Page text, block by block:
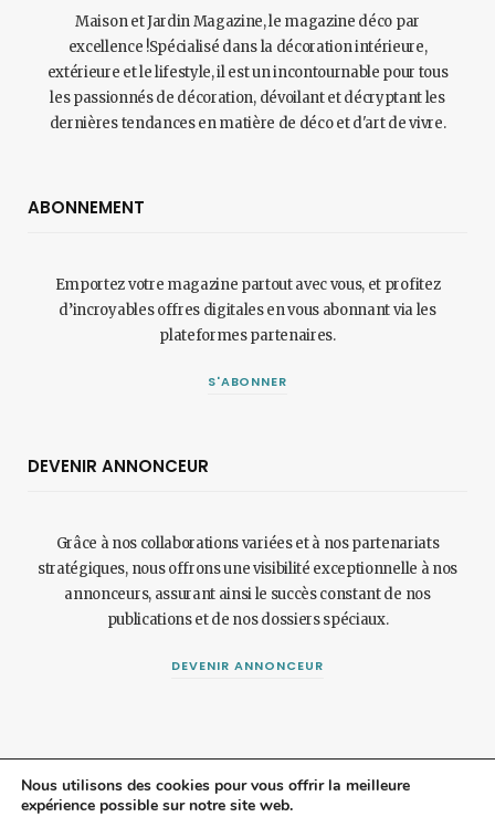
Maison et Jardin Magazine, le magazine déco par
excellence !Spécialisé dans la décoration intérieure,
extérieure et le lifestyle, il est un incontournable pour tous
les passionnés de décoration, dévoilant et décryptant les
dernières tendances en matière de déco et d'art de vivre.
ABONNEMENT
Emportez votre magazine partout avec vous, et profitez
d’incroyables offres digitales en vous abonnant via les
plateformes partenaires.
S'ABONNER
DEVENIR ANNONCEUR
Grâce à nos collaborations variées et à nos partenariats
stratégiques, nous offrons une visibilité exceptionnelle à nos
annonceurs, assurant ainsi le succès constant de nos
publications et de nos dossiers spéciaux.
DEVENIR ANNONCEUR
Nous utilisons des cookies pour vous offrir la meilleure
expérience possible sur notre site web.